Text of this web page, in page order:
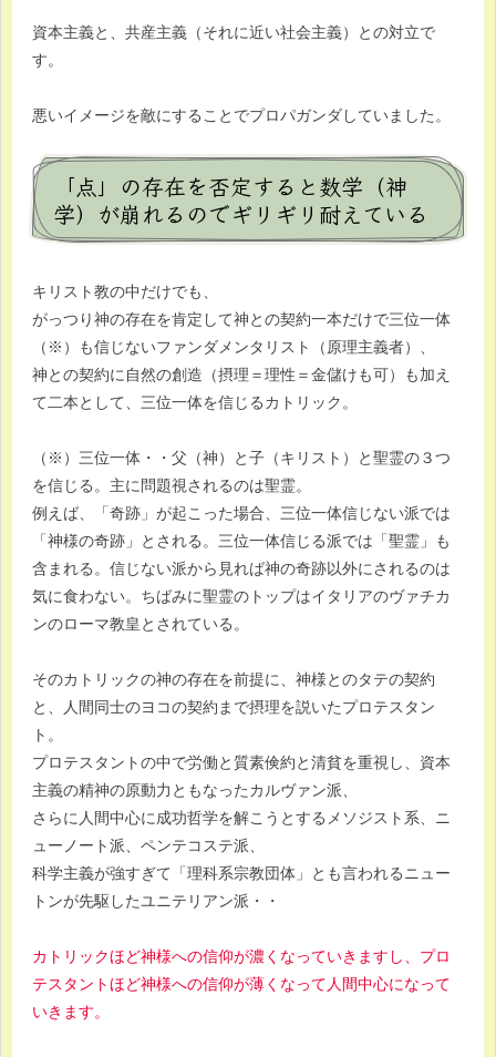
資本主義と、共産主義（それに近い社会主義）との対立で
す。
悪いイメージを敵にすることでプロパガンダしていました。
「点」の存在を否定すると数学（神
学）が崩れるのでギリギリ耐えている
キリスト教の中だけでも、
がっつり神の存在を肯定して神との契約一本だけで三位一体
（※）も信じないファンダメンタリスト（原理主義者）、
神との契約に自然の創造（摂理＝理性＝金儲けも可）も加え
て二本として、三位一体を信じるカトリック。
（※）三位一体・・父（神）と子（キリスト）と聖霊の３つ
を信じる。主に問題視されるのは聖霊。
例えば、「奇跡」が起こった場合、三位一体信じない派では
「神様の奇跡」とされる。三位一体信じる派では「聖霊」も
含まれる。信じない派から見れば神の奇跡以外にされるのは
気に食わない。ちばみに聖霊のトップはイタリアのヴァチカ
ンのローマ教皇とされている。
そのカトリックの神の存在を前提に、神様とのタテの契約
と、人間同士のヨコの契約まで摂理を説いたプロテスタン
ト。
プロテスタントの中で労働と質素倹約と清貧を重視し、資本
主義の精神の原動力ともなったカルヴァン派、
さらに人間中心に成功哲学を解こうとするメソジスト系、ニ
ューノート派、ペンテコステ派、
科学主義が強すぎて「理科系宗教団体」とも言われるニュー
トンが先駆したユニテリアン派・・
カトリックほど神様への信仰が濃くなっていきますし、プロ
テスタントほど神様への信仰が薄くなって人間中心になって
いきます。